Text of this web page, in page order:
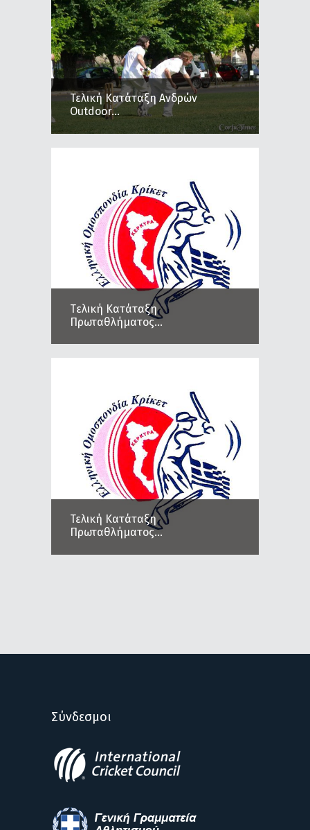
Τελική Κατάταξη Ανδρών
Outdoor...
Tελική Κατάταξη
Πρωταθλήματος...
Τελική Κατάταξη
Πρωταθλήματος...
Σύνδεσμοι